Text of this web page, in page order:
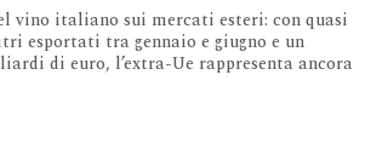
vino italiano sui mercati esteri: con quasi
esportati tra gennaio e giugno e un
di euro, l’extra-Ue rappresenta ancora